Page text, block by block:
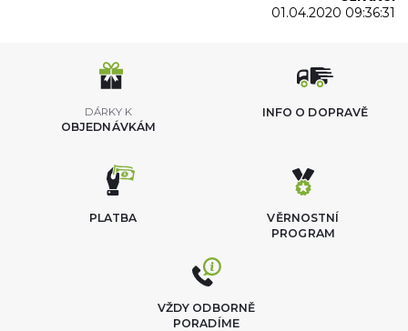
01.04.2020 09:36:31
DÁRKY K
OBJEDNÁVKÁM
INFO O DOPRAVĚ
VĚRNOSTNÍ
PROGRAM
PLATBA
VŽDY ODBORNĚ
PORADÍME